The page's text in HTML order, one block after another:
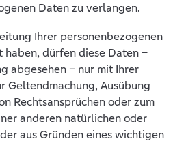
Daten zu verlangen.
Ihrer personenbezogenen
haben, dürfen diese Daten –
abgesehen – nur mit Ihrer
Geltendmachung, Ausübung
Rechtsansprüchen oder zum
anderen natürlichen oder
aus Gründen eines wichtigen